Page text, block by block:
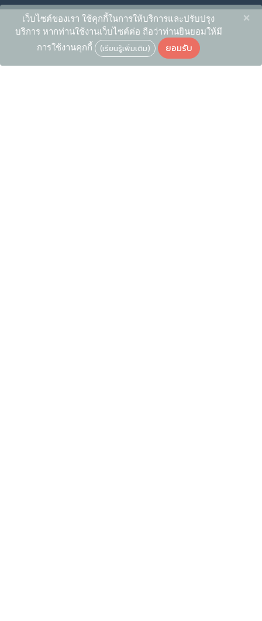
เว็บไซต์ของเรา ใช้คุกกี้ในการให้บริการและปรับปรุง
บริการ หากท่านใช้งานเว็บไซต์ต่อ ถือว่าท่านยินยอมให้มี
การใช้งานคุกกี้ (เรียนรู้เพิ่มเติม) ยอมรับ
×